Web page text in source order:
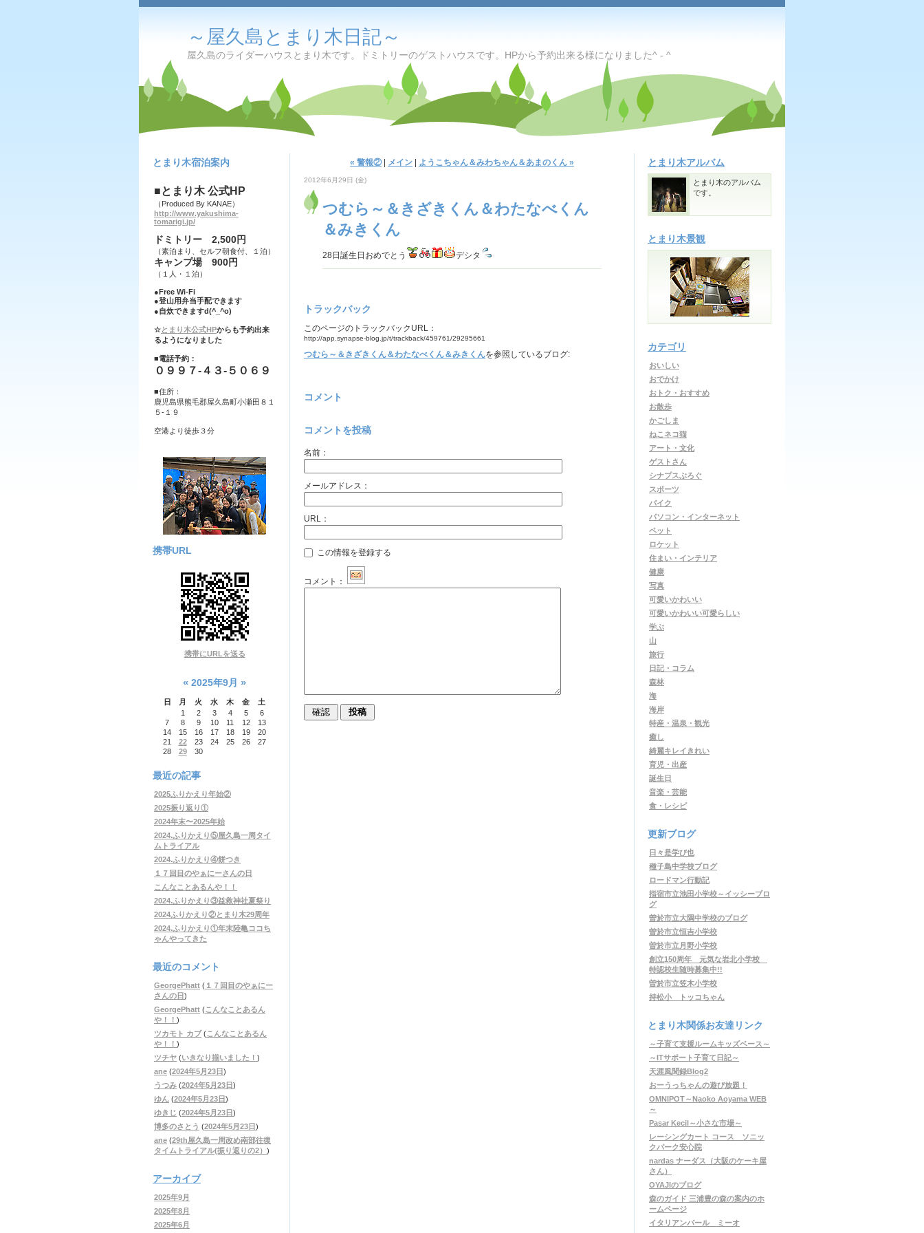
～屋久島とまり木日記～
屋久島のライダーハウスとまり木です。ドミトリーのゲストハウスです。HPから予約出来る様になりました^ - ^
とまり木宿泊案内
■とまり木 公式HP
（Produced By KANAE）
http://www.yakushima-
tomarigi.jp/
ドミトリー 2,500円
（素泊まり、セルフ朝食付、１泊）
キャンプ場 900円
（１人・１泊）
●Free Wi-Fi
●登山用弁当手配できます
●自炊できますd(^_^o)
☆とまり木公式HPからも予約出来
るようになりました
■電話予約：
０９９７-４３-５０６９
■住所：
鹿児島県熊毛郡屋久島町小瀬田８１
５-１９
空港より徒歩３分
携帯URL
携帯にURLを送る
« 2025年9月 »
日 月 火 水 木 金
土
1
2 3 4 5
6
7
8 9 10 11 12
13
14
15 16 17 18 19
20
21
22 23 24 25 26
27
28
29 30
最近の記事
2025ふりかえり年始②
2025振り返り①
2024年末〜2025年始
2024.ふりかえり⑤屋久島一周タイ
ムトライアル
2024.ふりかえり④餅つき
１７回目のやぁにーさんの日
こんなことあるんや！！
2024.ふりかえり③益救神社夏祭り
2024ふりかえり②とまり木29周年
2024.ふりかえり①年末陸亀ココち
ゃんやってきた
最近のコメント
GeorgePhatt ( １７回目のやぁにー
さんの日)
GeorgePhatt (こんなことあるん
や！！ )
ツカモト カブ(こんなことあるん
や！！ )
ツチヤ (いきなり揃いました！ )
ane (2024年5月23日)
うつみ (2024年5月23日)
ゆん (2024年5月23日)
ゆきじ (2024年5月23日)
博多のさとう (2024年5月23日)
ane (29th屋久島一周改め南部往復
タイムトライアル(振り返りの2） )
アーカイブ
2025年9月
2025年8月
2025年6月
« 警報② メイン ようこちゃん＆みわちゃん＆あまのくん »
2012年6月29日 (金)
つむら～＆きざきくん＆わたなべくん
＆みきくん
28日誕生日おめでとう デシタ
トラックバック
このページのトラックバックURL：
http://app.synapse-blog.jp/t/trackback/459761/29295661
つむら～＆きざきくん＆わたなべくん＆みきくんを参照しているブログ:
コメント
コメントを投稿
名前：
メールアドレス：
URL：
この情報を登録する
コメント：
とまり木アルバム
とまり木のアルバム
です。
とまり木景観
カテゴリ
おいしい
おでかけ
おトク・おすすめ
お散歩
かごしま
ねこネコ猫
アート・文化
ゲストさん
シナプスぶろぐ
スポーツ
バイク
パソコン・インターネット
ペット
ロケット
住まい・インテリア
健康
写真
可愛いかわいい
可愛いかわいい可愛らしい
学ぶ
山
旅行
日記・コラム
森林
海
海岸
特産・温泉・観光
癒し
綺麗キレイきれい
育児・出産
誕生日
音楽・芸能
食・レシピ
更新ブログ
日々是学び也
種子島中学校ブログ
ロードマン行動記
指宿市立池田小学校～イッシーブロ
グ
曽於市立大隅中学校のブログ
曽於市立恒吉小学校
曽於市立月野小学校
創立150周年 元気な岩北小学校
特認校生随時募集中!!
曽於市立笠木小学校
持松小 トッコちゃん
とまり木関係お友達リンク
～子育て支援ルームキッズベース～
～ITサポート子育て日記～
天涯風聞録Blog2
おーうっちゃんの遊び放題！
OMNIPOT～Naoko Aoyama WEB
～
Pasar Kecil～小さな市場～
レーシングカート コース ソニッ
クパーク安心院
nardas ナーダス（大阪のケーキ屋
さん）
OYAJIのブログ
森のガイド 三浦豊の森の案内のホ
ームページ
イタリアンバール ミーオ